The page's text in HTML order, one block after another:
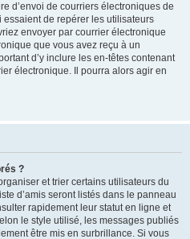
d’envoi de courriers électroniques de
de repérer les utilisateurs
envoyer par courrier électronique
que vous avez reçu à un
d’y inclure les en-têtes contenant
électronique. Il pourra alors agir en
?
et trier certains utilisateurs du
d’amis seront listés dans le panneau
rapidement leur statut en ligne et
le style utilisé, les messages publiés
être mis en surbrillance. Si vous